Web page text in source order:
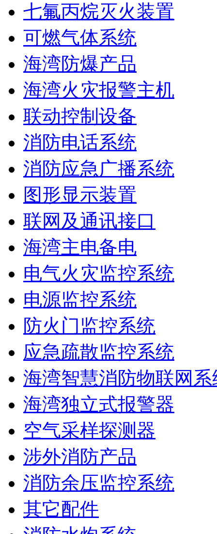
七氟丙烷灭火装置
可燃气体系统
海湾防爆产品
海湾火灾报警主机
联动控制设备
消防电话系统
消防应急广播系统
图形显示装置
联网及通讯接口
海湾主电备电
电气火灾监控系统
电源监控系统
防火门监控系统
应急疏散监控系统
海湾智慧消防物联网系
海湾独立式报警器
空气采样探测器
涉外消防产品
消防余压监控系统
其它配件